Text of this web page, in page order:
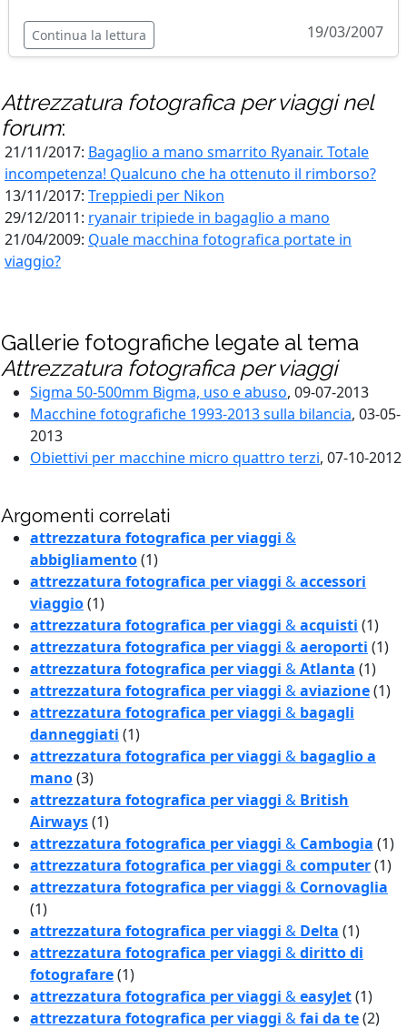
Continua la lettura 19/03/2007
Attrezzatura fotografica per viagginel
forum:
21/11/2017: Bagaglio a mano smarrito Ryanair. Totale
incompetenza! Qualcuno che ha ottenuto il rimborso?
13/11/2017: Treppiedi per Nikon
29/12/2011: ryanair tripiede in bagaglio a mano
21/04/2009: Quale macchina fotografica portate in
viaggio?
Gallerie fotografiche legate al tema
Attrezzatura fotografica per viaggi
Sigma 50-500mm Bigma, uso e abuso, 09-07-2013
Macchine fotografiche 1993-2013 sulla bilancia, 03-05-
2013
Obiettivi per macchine micro quattro terzi, 07-10-2012
Argomenti correlati
attrezzatura fotografica per viaggi &
abbigliamento(1)
attrezzatura fotografica per viaggi &accessori
viaggio(1)
attrezzatura fotografica per viaggi &acquisti (1)
attrezzatura fotografica per viaggi &aeroporti (1)
attrezzatura fotografica per viaggi &Atlanta (1)
attrezzatura fotografica per viaggi &aviazione(1)
attrezzatura fotografica per viaggi & bagagli
danneggiati (1)
attrezzatura fotografica per viaggi & bagaglio a
mano(3)
attrezzatura fotografica per viaggi & British
Airways(1)
attrezzatura fotografica per viaggi & Cambogia (1)
attrezzatura fotografica per viaggi &computer(1)
attrezzatura fotografica per viaggi & Cornovaglia
(1)
attrezzatura fotografica per viaggi & Delta (1)
attrezzatura fotografica per viaggi &diritto di
fotografare(1)
attrezzatura fotografica per viaggi &easyJet(1)
attrezzatura fotografica per viaggi &fai da te(2)